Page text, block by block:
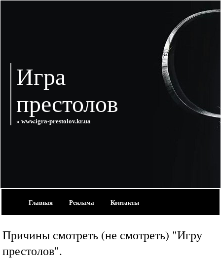
Игра
престолов
» www.igra-prestolov.kr.ua
Главная Реклама Контакты
Причины смотреть (не смотреть) "Игру
престолов".